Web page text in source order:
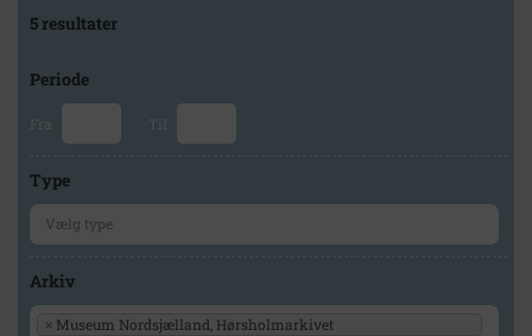
5 resultater
Periode
Fra Til
Type
Arkiv
× Museum Nordsjælland, Hørsholmarkivet